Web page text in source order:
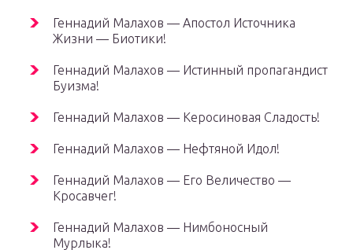
Геннадий Малахов — Апостол Источника
Жизни — Биотики!
Геннадий Малахов — Истинный пропагандист
Буизма!
Геннадий Малахов — Керосиновая Сладость!
Геннадий Малахов — Нефтяной Идол!
Геннадий Малахов — Его Величество —
Кросавчег!
Геннадий Малахов — Нимбоносный
Мурлыка!